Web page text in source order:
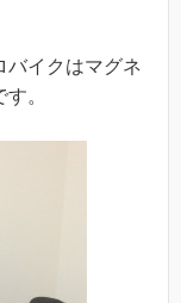
バイクはマグネ
。